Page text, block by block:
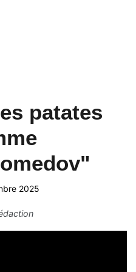
patates
2025